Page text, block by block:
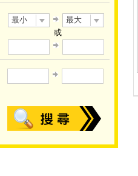
最小
最大
或